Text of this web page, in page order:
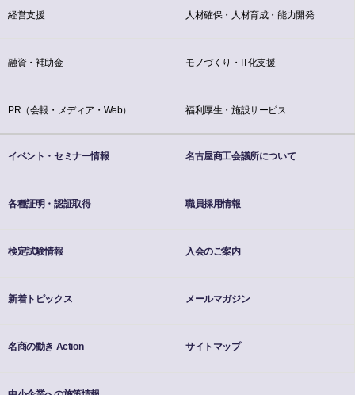
経営支援
融資・補助金
PR（会報・メディア・Web）
人材確保・人材育成・能力開発
モノづくり・IT化支援
福利厚生・施設サービス
イベント・セミナー情報
各種証明・認証取得
検定試験情報
新着トピックス
名商の動き Action
名古屋商工会議所について
職員採用情報
入会のご案内
メールマガジン
サイトマップ